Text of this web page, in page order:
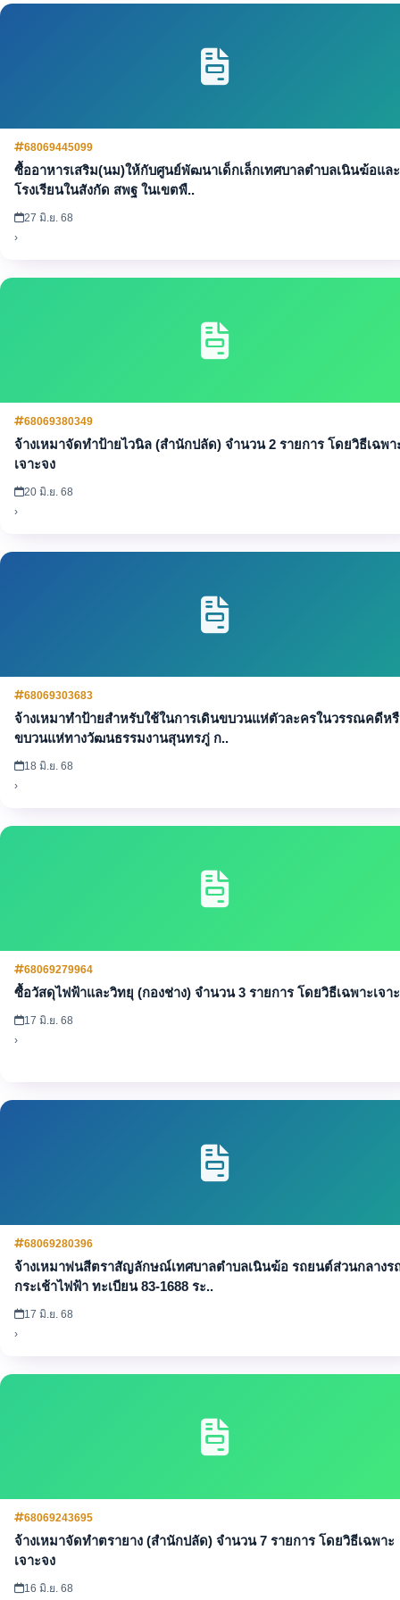
68069445099
ซื้ออาหารเสริม(นม)ให้กับศูนย์พัฒนาเด็กเล็กเทศบาลตำบลเนินฆ้อและ
โรงเรียนในสังกัด สพฐ ในเขตพื..
27 มิ.ย. 68
›
68069380349
จ้างเหมาจัดทำป้ายไวนิล (สำนักปลัด) จำนวน 2 รายการ โดยวิธีเฉพา
เจาะจง
20 มิ.ย. 68
›
68069303683
จ้างเหมาทำป้ายสำหรับใช้ในการเดินขบวนแห่ตัวละครในวรรณคดีห
ขบวนแห่ทางวัฒนธรรมงานสุนทรภู่ ก..
18 มิ.ย. 68
›
68069279964
ซื้อวัสดุไฟฟ้าและวิทยุ (กองช่าง) จำนวน 3 รายการ โดยวิธีเฉพาะเจา
17 มิ.ย. 68
›
68069280396
จ้างเหมาพ่นสีตราสัญลักษณ์เทศบาลตำบลเนินฆ้อ รถยนต์ส่วนกลางร
กระเช้าไฟฟ้า ทะเบียน 83-1688 ระ..
17 มิ.ย. 68
›
68069243695
จ้างเหมาจัดทำตรายาง (สำนักปลัด) จำนวน 7 รายการ โดยวิธีเฉพาะ
เจาะจง
16 มิ.ย. 68